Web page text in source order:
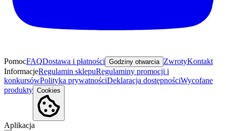
PomocFAQDostawa i płatności Godziny otwarcia ZwrotyKontakt
InformacjeRegulamin sklepuRegulaminy promocji i
konkursówPolityka prywatnościDeklaracja dostępnościWycofane
produkty Cookies
Aplikacja